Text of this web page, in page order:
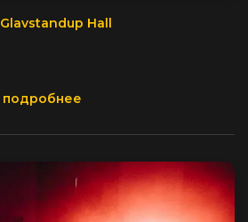
Glavstandup Hall
подробнее